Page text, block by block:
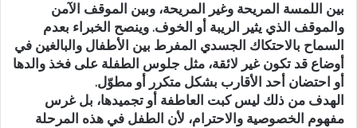
بين اللمسة المريحة وغير المريحة، وبين الموقف الآمن
والموقف الذي يثير الريبة أو الخوف. وينصح الخبراء بعدم
السماح بالاحتكاك الجسدي المفرط بين الأطفال والبالغين في
أوضاع قد تكون غير لائقة، مثل جلوس الطفلة على فخذ والدها
أو احتضان أحد الأقارب بشكل متكرر أو مطوّل.
الهدف من ذلك ليس كبت العاطفة أو تجميدها، بل غرس
مفهوم الخصوصية والاحترام، لأن الطفل في هذه المرحلة